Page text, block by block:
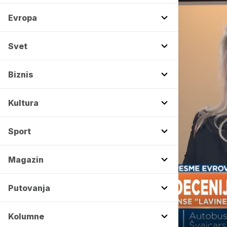
Evropa
Svet
Biznis
Kultura
Sport
Magazin
Putovanja
Kolumne